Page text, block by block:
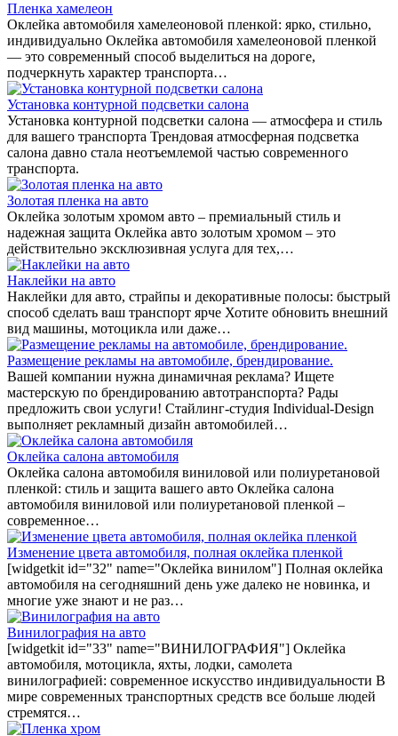
Пленка хамелеон
Оклейка автомобиля хамелеоновой пленкой: ярко, стильно,
индивидуально Оклейка автомобиля хамелеоновой пленкой
— это современный способ выделиться на дороге,
подчеркнуть характер транспорта…
Установка контурной подсветки салона
Установка контурной подсветки салона — атмосфера и стиль
для вашего транспорта Трендовая атмосферная подсветка
салона давно стала неотъемлемой частью современного
транспорта.
Золотая пленка на авто
Оклейка золотым хромом авто – премиальный стиль и
надежная защита Оклейка авто золотым хромом – это
действительно эксклюзивная услуга для тех,…
Наклейки на авто
Наклейки для авто, страйпы и декоративные полосы: быстрый
способ сделать ваш транспорт ярче Хотите обновить внешний
вид машины, мотоцикла или даже…
Размещение рекламы на автомобиле, брендирование.
Вашей компании нужна динамичная реклама? Ищете
мастерскую по брендированию автотранспорта? Рады
предложить свои услуги! Стайлинг-студия Individual-Design
выполняет рекламный дизайн автомобилей…
Оклейка салона автомобиля
Оклейка салона автомобиля виниловой или полиуретановой
пленкой: стиль и защита вашего авто Оклейка салона
автомобиля виниловой или полиуретановой пленкой –
современное…
Изменение цвета автомобиля, полная оклейка пленкой
[widgetkit id="32" name="Оклейка винилом"] Полная оклейка
автомобиля на сегодняшний день уже далеко не новинка, и
многие уже знают и не раз…
Винилография на авто
[widgetkit id="33" name="ВИНИЛОГРАФИЯ"] Оклейка
автомобиля, мотоцикла, яхты, лодки, самолета
винилографией: современное искусство индивидуальности В
мире современных транспортных средств все больше людей
стремятся…